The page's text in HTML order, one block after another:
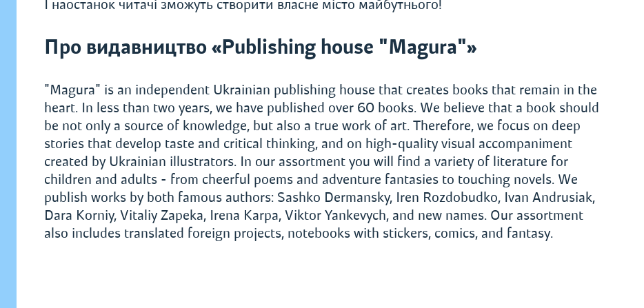
І наостанок читачі зможуть створити власне місто майбутнього!
Про видавництво «Publishing house "Magura"»
"Magura" is an independent Ukrainian publishing house that creates books that remain in the
heart. In less than two years, we have published over 60 books. We believe that a book should
be not only a source of knowledge, but also a true work of art. Therefore, we focus on deep
stories that develop taste and critical thinking, and on high-quality visual accompaniment
created by Ukrainian illustrators. In our assortment you will find a variety of literature for
children and adults - from cheerful poems and adventure fantasies to touching novels. We
publish works by both famous authors: Sashko Dermansky, Iren Rozdobudko, Ivan Andrusiak,
Dara Korniy, Vitaliy Zapeka, Irena Karpa, Viktor Yankevych, and new names. Our assortment
also includes translated foreign projects, notebooks with stickers, comics, and fantasy.